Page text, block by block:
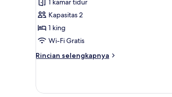
untuk
Kamar
Superior,
1
Tidur
1 kamar tidur
Kapasitas 2
1 king
Wi-Fi Gratis
Rincian selengkapnya
Rincian
Kamar